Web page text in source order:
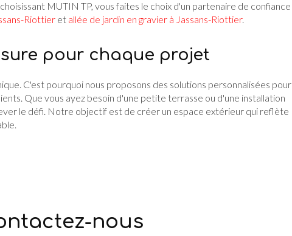
MUTIN TP, vous faites le choix d'un partenaire de confiance
Riottier et allée de jardin en gravier à Jassans-Riottier.
pour chaque projet
C'est pourquoi nous proposons des solutions personnalisées pour
Que vous ayez besoin d'une petite terrasse ou d'une installation
le défi. Notre objectif est de créer un espace extérieur qui reflète
nous